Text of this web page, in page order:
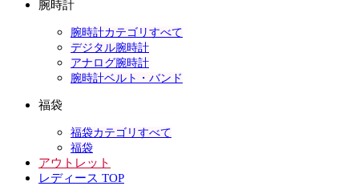
腕時計
腕時計カテゴリすべて
デジタル腕時計
アナログ腕時計
腕時計ベルト・バンド
福袋
福袋カテゴリすべて
福袋
アウトレット
レディース TOP